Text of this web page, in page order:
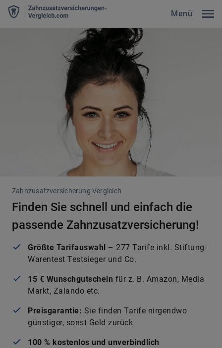
Menü
Zahnzusatzversicherung Vergleich
Finden Sie schnell und einfach die
passende Zahnzusatzversicherung!
Größte Tarifauswahl – 277 Tarife inkl. Stiftung-
Warentest Testsieger und Co.
15 € Wunschgutschein für z. B. Amazon, Media
Markt, Zalando etc.
Preisgarantie: Sie finden Tarife nirgendwo
günstiger, sonst Geld zurück
100 % kostenlos und unverbindlich